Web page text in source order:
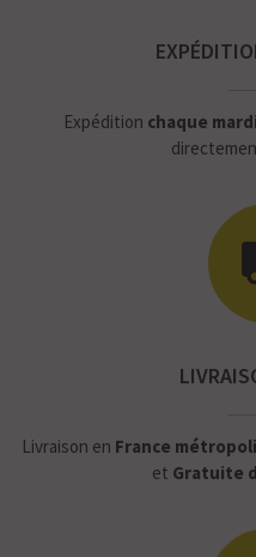
Expédition chaque
Livraison en France
et Gratuite